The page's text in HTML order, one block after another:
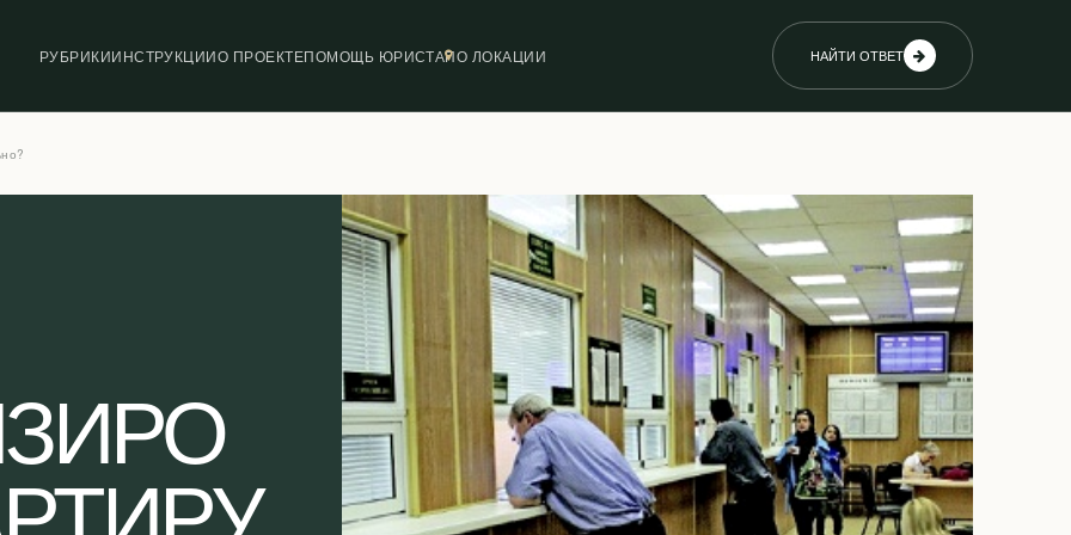
РУБРИКИИНСТРУКЦИИО ПРОЕКТЕПОМОЩЬ ЮРИСТАПО ЛОКАЦИИ НАЙТИ ОТВЕТ